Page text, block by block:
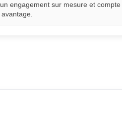
engagement sur mesure et compte